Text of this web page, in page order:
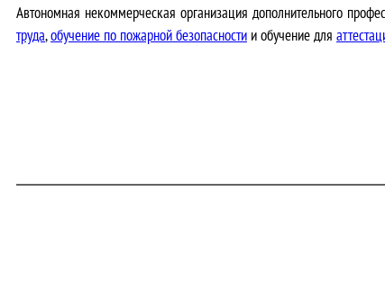
Автономная некоммерческая организация дополнительного
труда,обучение по пожарной безопасности и обучение для